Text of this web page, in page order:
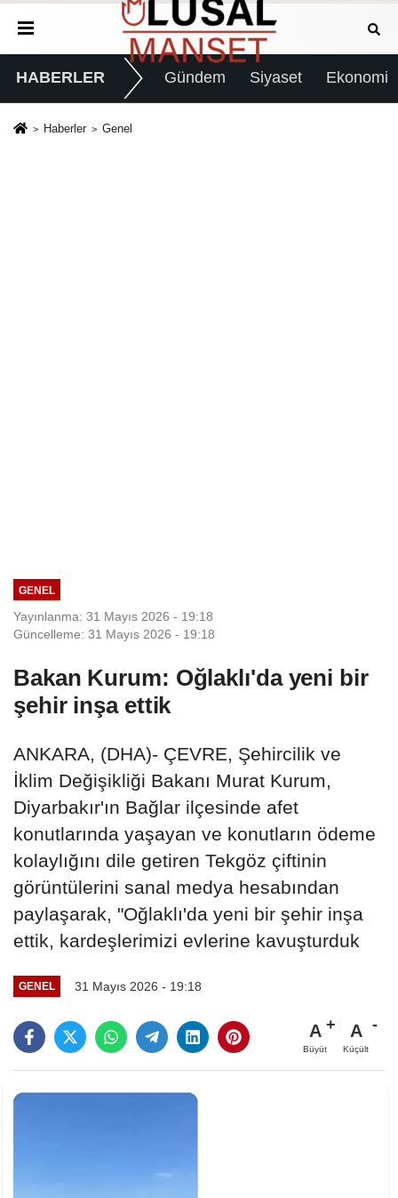
HABERLER Gündem Siyaset Ekonomi
Haberler Genel
GENEL
Yayınlanma: 31 Mayıs 2026 - 19:18
Güncelleme: 31 Mayıs 2026 - 19:18
Bakan Kurum: Oğlaklı'da yeni bir
şehir inşa ettik
ANKARA, (DHA)- ÇEVRE, Şehircilik ve
İklim Değişikliği Bakanı Murat Kurum,
Diyarbakır'ın Bağlar ilçesinde afet
konutlarında yaşayan ve konutların ödeme
kolaylığını dile getiren Tekgöz çiftinin
görüntülerini sanal medya hesabından
paylaşarak, "Oğlaklı'da yeni bir şehir inşa
ettik, kardeşlerimizi evlerine kavuşturduk
GENEL 31 Mayıs 2026 - 19:18
A
Büyüt
A
Küçült